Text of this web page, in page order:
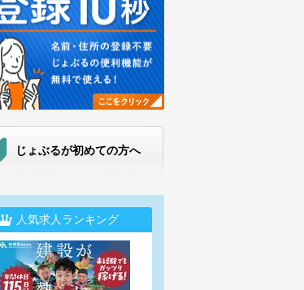
じょぶるが初めての方へ
人気求人ランキング